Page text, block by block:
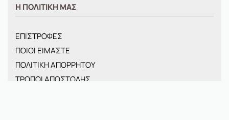
ΓΥΝΑΙΚΕΙΑ
BRANDS
ΝΕΕΣ ΑΦΙΞΕΙΣ
OFFERS
ΤΣΑΝΤΕΣ
Η ΠΟΛΙΤΙΚΗ ΜΑΣ
ΕΠΙΣΤΡΟΦΕΣ
ΠΟΙΟΙ ΕΙΜΑΣΤΕ
ΠΟΛΙΤΙΚΗ ΑΠΟΡΡΗΤΟΥ
ΤΡΟΠΟΙ ΑΠΟΣΤΟΛΗΣ